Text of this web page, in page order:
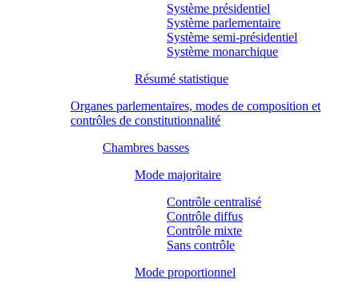
Système présidentiel
Système parlementaire
Système semi-présidentiel
Système monarchique
Résumé statistique
Organes parlementaires, modes de composition et
contrôles de constitutionnalité
Chambres basses
Mode majoritaire
Contrôle centralisé
Contrôle diffus
Contrôle mixte
Sans contrôle
Mode proportionnel